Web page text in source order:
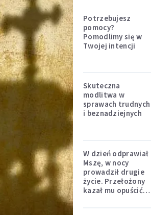
Potrzebujesz
pomocy?
Pomodlimy się w
Twojej intencji
Skuteczna
modlitwa w
sprawach trudnych
i beznadziejnych
W dzień odprawiał
Mszę, w nocy
prowadził drugie
życie. Przełożony
kazał mu opuścić